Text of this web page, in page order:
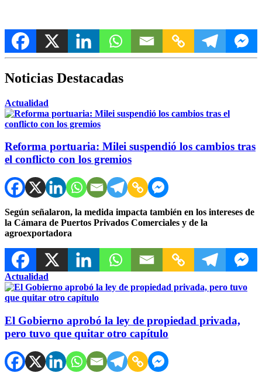
Noticias Destacadas
Actualidad
Reforma portuaria: Milei suspendió los cambios tras
el conflicto con los gremios
Según señalaron, la medida impacta también en los intereses de
la Cámara de Puertos Privados Comerciales y de la
agroexportadora
Actualidad
El Gobierno aprobó la ley de propiedad privada,
pero tuvo que quitar otro capítulo